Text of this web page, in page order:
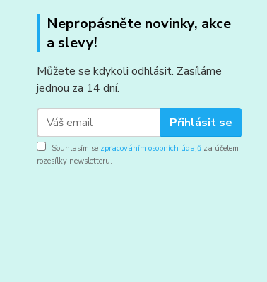
Nepropásněte novinky, akce
a slevy!
Můžete se kdykoli odhlásit. Zasíláme
jednou za 14 dní.
Přihlásit se
Souhlasím se zpracováním osobních údajů za účelem
rozesílky newsletteru.